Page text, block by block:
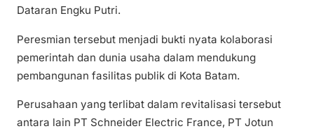
Dataran Engku Putri.
Peresmian tersebut menjadi bukti nyata kolaborasi
pemerintah dan dunia usaha dalam mendukung
pembangunan fasilitas publik di Kota Batam.
Perusahaan yang terlibat dalam revitalisasi tersebut
antara lain PT Schneider Electric France, PT Jotun